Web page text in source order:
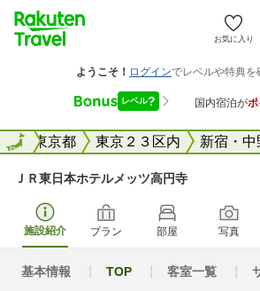
お気に入り
全国東京都 東京２３区内 新宿・
全国
ＪＲ東日本ホテルメッツ高円寺
施設紹介 プラン 部屋 写真
基本情報 TOP 客室一覧